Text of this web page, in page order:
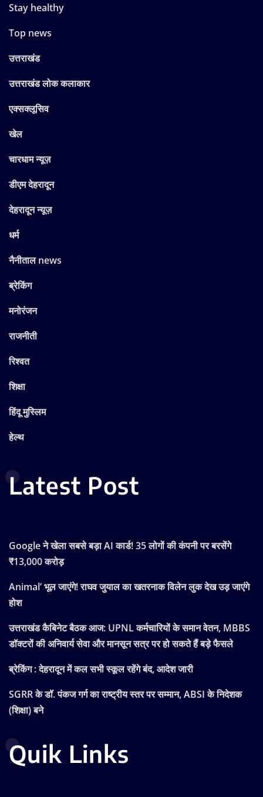
Stay healthy
Top news
उत्तराखंड
उत्तराखंड लोक कलाकार
एक्सक्लूसिव
खेल
चारधाम न्यूज़
डीएम देहरादून
देहरादून न्यूज़
धर्म
नैनीताल news
ब्रेकिंग
मनोरंजन
राजनीती
रिश्वत
शिक्षा
हिंदू मुस्लिम
हेल्थ
Latest Post
Google ने खेला सबसे बड़ा AI कार्ड! 35 लोगों की कंपनी पर बरसेंगे
₹13,000 करोड़
Animal’ भूल जाएंगे! राघव जुयाल का खतरनाक विलेन लुक देख उड़ जाएंगे
होश
उत्तराखंड कैबिनेट बैठक आज: UPNL कर्मचारियों के समान वेतन, MBBS
डॉक्टरों की अनिवार्य सेवा और मानसून सत्र पर हो सकते हैं बड़े फैसले
ब्रेकिंग : देहरादून में कल सभी स्कूल रहेंगे बंद, आदेश जारी
SGRR के डॉ. पंकज गर्ग का राष्ट्रीय स्तर पर सम्मान, ABSI के निदेशक
(शिक्षा) बने
Quik Links